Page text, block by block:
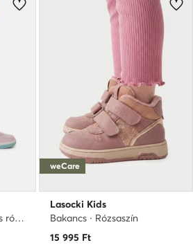
Bakancs · Stitch · Világos rózsaszín
weCare
Lasocki Kids
Bakancs · Rózsaszín
15 995 Ft